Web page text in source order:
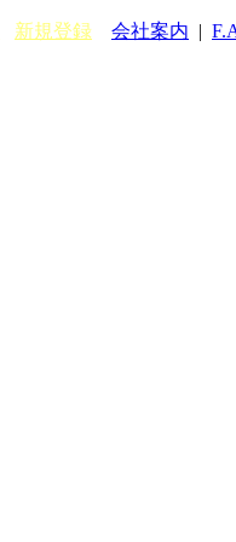
新規登録 会社案内 |